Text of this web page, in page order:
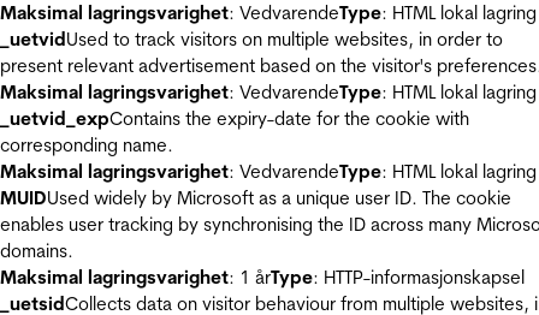
Maksimal lagringsvarighet: VedvarendeType: HTML lokal lagring
_uetvidUsed to track visitors on multiple websites, in order to
present relevant advertisement based on the visitor's
Maksimal lagringsvarighet: VedvarendeType: HTML lokal lagring
_uetvid_expContains the expiry-date for the cookie with
corresponding name.
Maksimal lagringsvarighet: VedvarendeType: HTML lokal lagring
MUIDUsed widely by Microsoft as a unique user ID. The cookie
enables user tracking by synchronising the ID across many
domains.
Maksimal lagringsvarighet: 1 årType: HTTP-informasjonskapsel
_uetsidCollects data on visitor behaviour from multiple websites,